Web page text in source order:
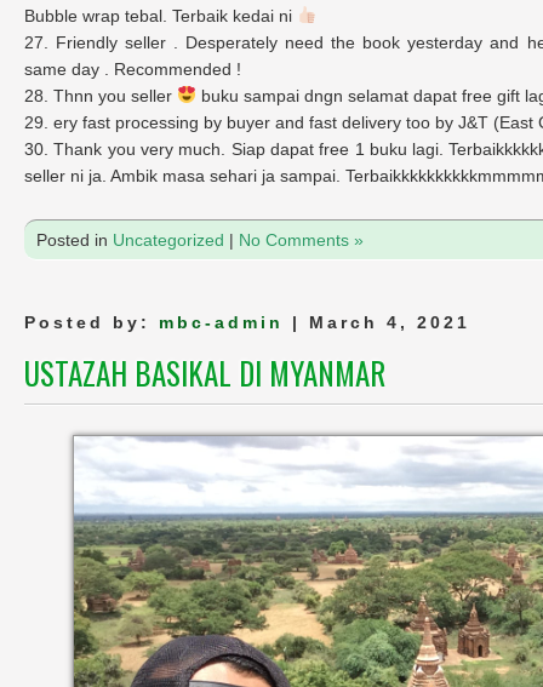
Bubble wrap tebal. Terbaik kedai ni
27. Friendly seller . Desperately need the book yesterday and
same day . Recommended !
28. Thnn you seller
buku sampai dngn selamat dapat free gift
29. ery fast processing by buyer and fast delivery too by J&T
30. Thank you very much. Siap dapat free 1 buku lagi.
seller ni ja. Ambik masa sehari ja sampai.
Posted in Uncategorized | No Comments »
Posted by: mbc-admin | March 4, 2021
USTAZAH BASIKAL DI MYANMAR